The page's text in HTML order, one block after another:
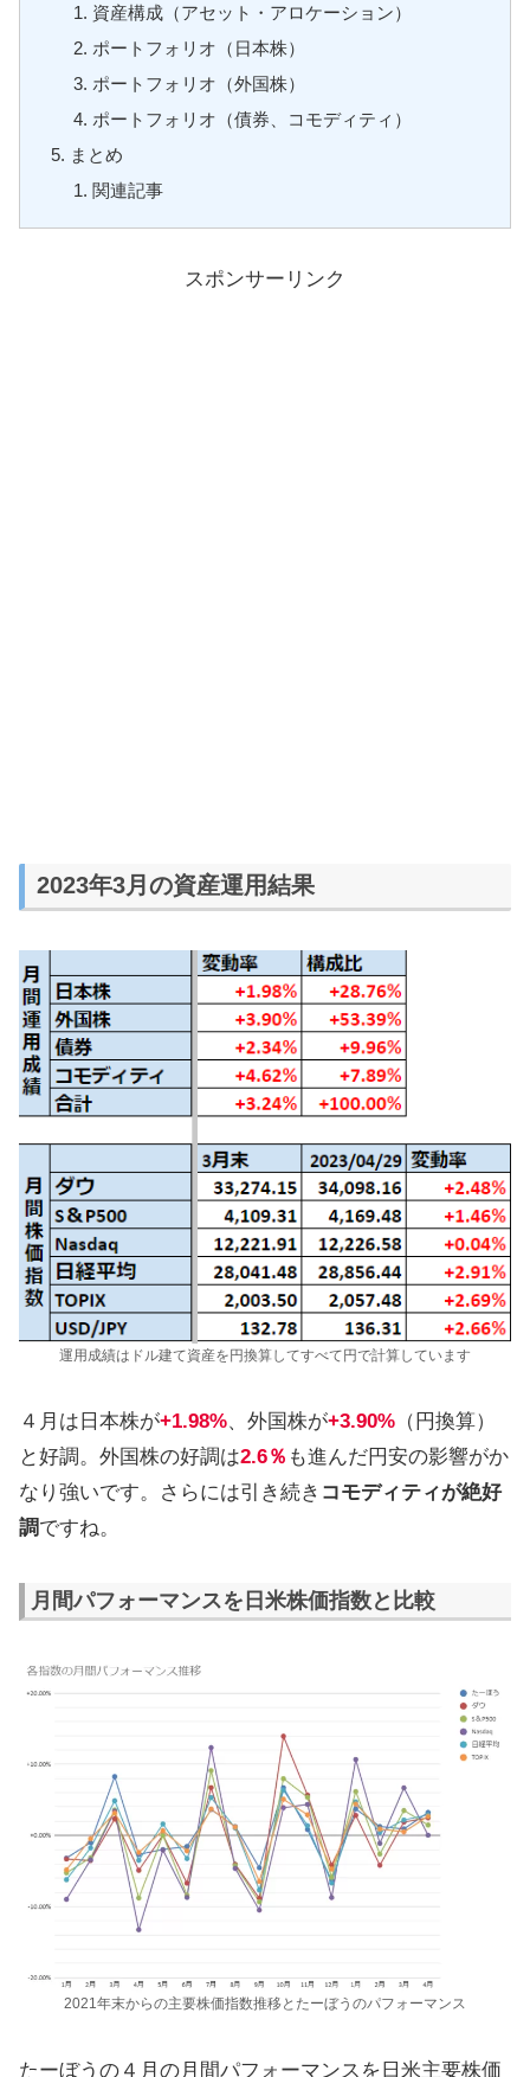
資産構成（アセット・アロケーション）
ポートフォリオ（日本株）
ポートフォリオ（外国株）
ポートフォリオ（債券、コモディティ）
まとめ
関連記事
スポンサーリンク
2023年3月の資産運用結果
運用成績はドル建て資産を円換算してすべて円で計算しています
４月は日本株が+1.98%、外国株が+3.90% （円換算）
と好調。外国株の好調は2.6％ も進んだ円安の影響がか
なり強いです。さらには引き続き コモディティが絶好
調ですね。
月間パフォーマンスを日米株価指数と比較
2021年末からの主要株価指数推移とたーぼうのパフォーマンス
たーぼうの４月の月間パフォーマンスを日米主要株価